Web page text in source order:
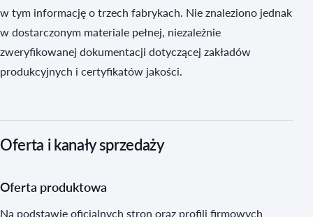
w tym informację o trzech fabrykach. Nie znaleziono jednak
w dostarczonym materiale pełnej, niezależnie
zweryfikowanej dokumentacji dotyczącej zakładów
produkcyjnych i certyfikatów jakości.
Oferta i kanały sprzedaży
Oferta produktowa
Na podstawie oficjalnych stron oraz profili firmowych